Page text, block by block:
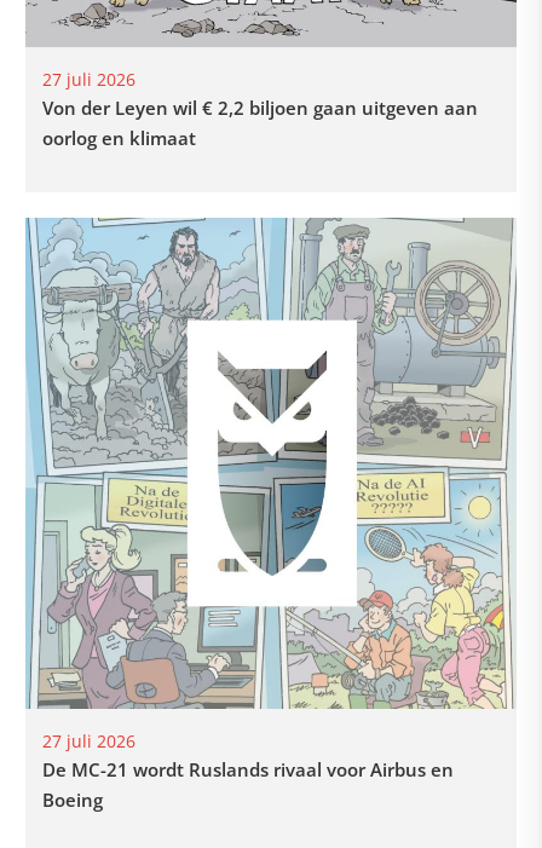
27 juli 2026
Von der Leyen wil € 2,2 biljoen gaan uitgeven aan
oorlog en klimaat
27 juli 2026
De MC-21 wordt Ruslands rivaal voor Airbus en
Boeing